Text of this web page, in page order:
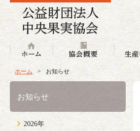
ホーム > お知らせ
お知らせ
2026年